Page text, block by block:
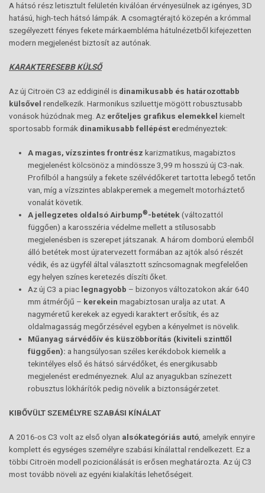
A hátsó rész letisztult felületén kiválóan érvényesülnek az igényes, 3D
hatású, high-tech hátsó lámpák. A csomagtérajtó közepén a krómmal
szegélyezett fényes fekete márkaembléma hátulnézetből kifejezetten
modern megjelenést biztosít az autónak.
KARAKTERESEBB KÜLSŐ
Az új Citroën C3 az eddiginél is dinamikusabb és határozottabb
külsővel rendelkezik. Harmonikus sziluettje mögött robusztusabb
vonások húzódnak meg. Az erőteljes grafikus elemekkel kiemelt
sportosabb formák dinamikusabb fellépést eredményeztek:
A magas, vízszintes frontrész karizmatikus, magabiztos
megjelenést kölcsönöz a mindössze 3,99 m hosszú új C3-nak.
Profilból a hangsúly a fekete szélvédőkeret tartotta lebegő tetőn
van, míg a vízszintes ablakperemek a megemelt motorháztető
vonalát követik.
A jellegzetes oldalsó Airbump®-betétek (változattól
függően) a karosszéria védelme mellett a stílusosabb
megjelenésben is szerepet játszanak. A három domború elemből
álló betétek most újratervezett formában az ajtók alsó részét
védik, és az ügyfél által választott színcsomagnak megfelelően
egy helyen színes keretezés díszíti őket.
Az új C3 a piac legnagyobb – bizonyos változatokon akár 640
mm átmérőjű – kerekein magabiztosan uralja az utat. A
nagyméretű kerekek az egyedi karaktert erősítik, és az
oldalmagasság megőrzésével egyben a kényelmet is növelik.
Műanyag sárvédőív és küszöbborítás (kiviteli szinttől
függően): a hangsúlyosan széles kerékdobok kiemelik a
tekintélyes első és hátsó sárvédőket, és energikusabb
megjelenést eredményeznek. Alul az anyagukban színezett
robusztus lökhárítók pedig növelik a biztonságérzetet.
KIBŐVÜLT SZEMÉLYRE SZABÁSI KÍNÁLAT
A 2016-os C3 volt az első olyan alsókategóriás autó , amelyik ennyire
komplett és egységes személyre szabási kínálattal rendelkezett. Ez a
többi Citroën modell pozicionálását is erősen meghatározta. Az új C3
most tovább növeli az egyéni kialakítás lehetőségeit.